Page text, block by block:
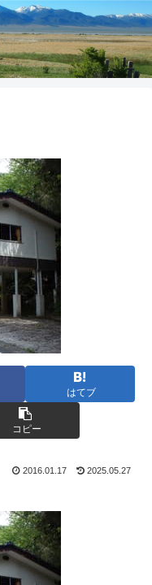
はてブ
コピー
2016.01.17 2025.05.27